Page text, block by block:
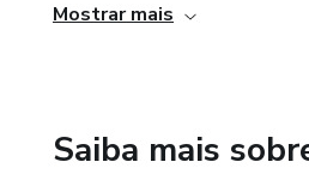
Esforcos de Marketing e
Mostrar mais
Saiba mais